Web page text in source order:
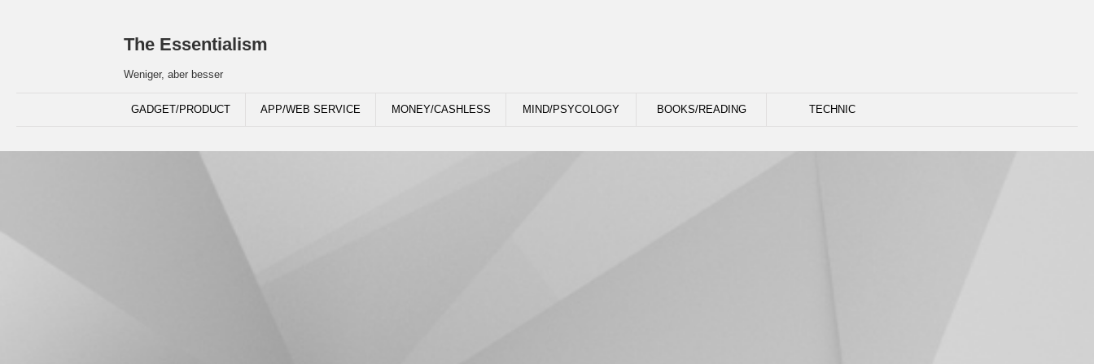
The Essentialism
Weniger, aber besser
GADGET/PRODUCT APP/WEB SERVICE MONEY/CASHLESS MIND/PSYCOLOGY BOOKS/READING TECHNIC